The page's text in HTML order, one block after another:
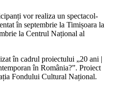
vor realiza un spectacol-
în septembrie la Timișoara la
la Centrul Național al
în cadrul proiectului „20 ani |
în România?”. Proiect
Fondului Cultural Național.